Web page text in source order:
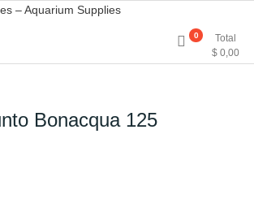
Peces –
Supplies
0
Total
$ 0,00
Bonacqua 125